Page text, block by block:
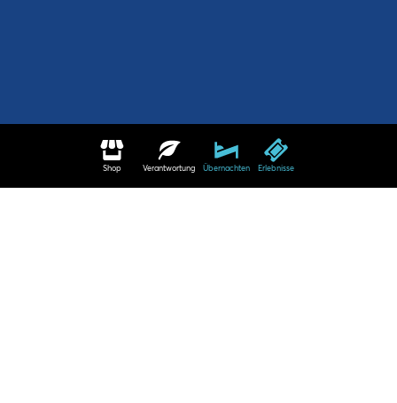
Shop Verantwortung Übernachten Erlebnisse